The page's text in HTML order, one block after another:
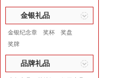
金银礼品
金银纪念章 奖杯
奖盘
奖牌
品牌礼品